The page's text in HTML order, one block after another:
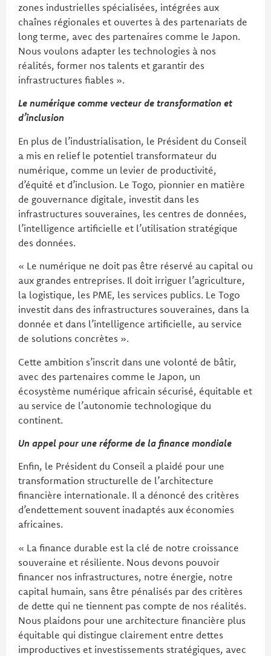
zones industrielles spécialisées, intégrées aux
chaînes régionales et ouvertes à des partenariats de
long terme, avec des partenaires comme le Japon.
Nous voulons adapter les technologies à nos
réalités, former nos talents et garantir des
infrastructures fiables ».
Le numérique comme vecteur de transformation et
d’inclusion
En plus de l’industrialisation, le Président du Conseil
a mis en relief le potentiel transformateur du
numérique, comme un levier de productivité,
d’équité et d’inclusion. Le Togo, pionnier en matière
de gouvernance digitale, investit dans les
infrastructures souveraines, les centres de données,
l’intelligence artificielle et l’utilisation stratégique
des données.
« Le numérique ne doit pas être réservé au capital ou
aux grandes entreprises. Il doit irriguer l’agriculture,
la logistique, les PME, les services publics. Le Togo
investit dans des infrastructures souveraines, dans la
donnée et dans l’intelligence artificielle, au service
de solutions concrètes ».
Cette ambition s’inscrit dans une volonté de bâtir,
avec des partenaires comme le Japon, un
écosystème numérique africain sécurisé, équitable et
au service de l’autonomie technologique du
continent.
Un appel pour une réforme de la finance mondiale
Enfin, le Président du Conseil a plaidé pour une
transformation structurelle de l’architecture
financière internationale. Il a dénoncé des critères
d’endettement souvent inadaptés aux économies
africaines.
« La finance durable est la clé de notre croissance
souveraine et résiliente. Nous devons pouvoir
financer nos infrastructures, notre énergie, notre
capital humain, sans être pénalisés par des critères
de dette qui ne tiennent pas compte de nos réalités.
Nous plaidons pour une architecture financière plus
équitable qui distingue clairement entre dettes
improductives et investissements stratégiques, avec